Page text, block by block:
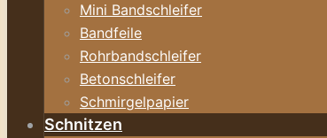
Mini Bandschleifer
Bandfeile
Rohrbandschleifer
Betonschleifer
Schmirgelpapier
Schnitzen